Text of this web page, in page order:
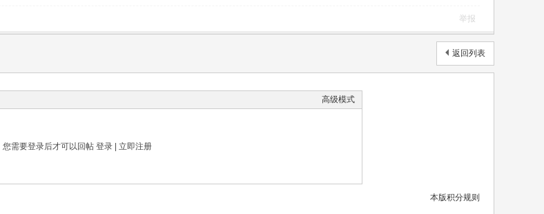
举报
返回列表
高级模式
您需要登录后才可以回帖 登录| 立即注册
本版积分规则